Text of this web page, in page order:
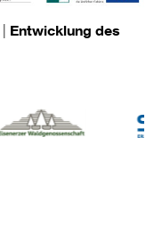
Entwicklung des